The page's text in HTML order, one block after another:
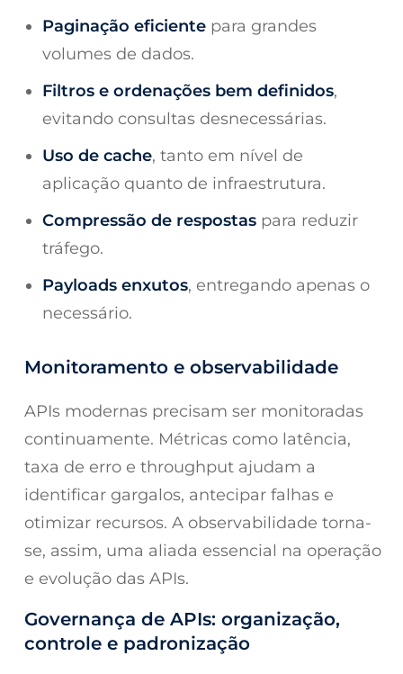
Paginação eficiente para grandes
volumes de dados.
Filtros e ordenações bem definidos,
evitando consultas desnecessárias.
Uso de cache, tanto em nível de
aplicação quanto de infraestrutura.
Compressão de respostas para reduzir
tráfego.
Payloads enxutos, entregando apenas o
necessário.
Monitoramento e observabilidade
APIs modernas precisam ser monitoradas
continuamente. Métricas como latência,
taxa de erro e throughput ajudam a
identificar gargalos, antecipar falhas e
otimizar recursos. A observabilidade torna-
se, assim, uma aliada essencial na operação
e evolução das APIs.
Governança de APIs: organização,
controle e padronização